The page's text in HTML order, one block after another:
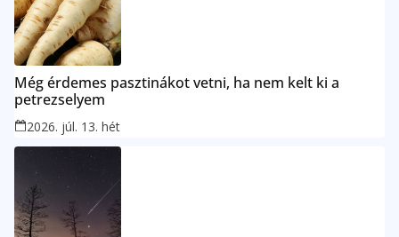
Még érdemes pasztinákot vetni, ha nem kelt ki a
petrezselyem
2026. júl. 13. hét